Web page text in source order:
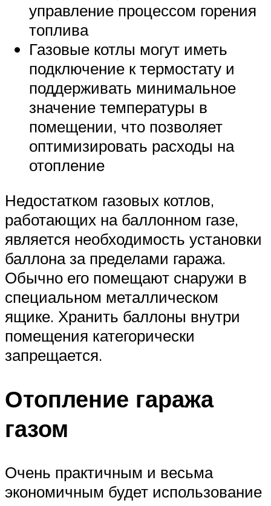
управление процессом горения
топлива
Газовые котлы могут иметь
подключение к термостату и
поддерживать минимальное
значение температуры в
помещении, что позволяет
оптимизировать расходы на
отопление
Недостатком газовых котлов,
работающих на баллонном газе,
является необходимость установки
баллона за пределами гаража.
Обычно его помещают снаружи в
специальном металлическом
ящике. Хранить баллоны внутри
помещения категорически
запрещается.
Отопление гаража
газом
Очень практичным и весьма
экономичным будет использование